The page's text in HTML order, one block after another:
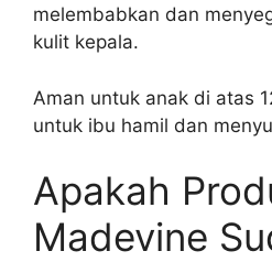
melembabkan dan
kulit kepala.
Aman untuk anak di atas
untuk ibu hamil dan
Apakah
Madevine